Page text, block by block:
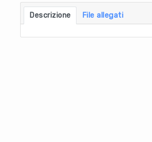
Descrizione File allegati